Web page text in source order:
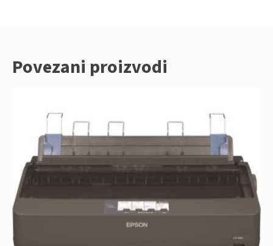
Povezani proizvodi